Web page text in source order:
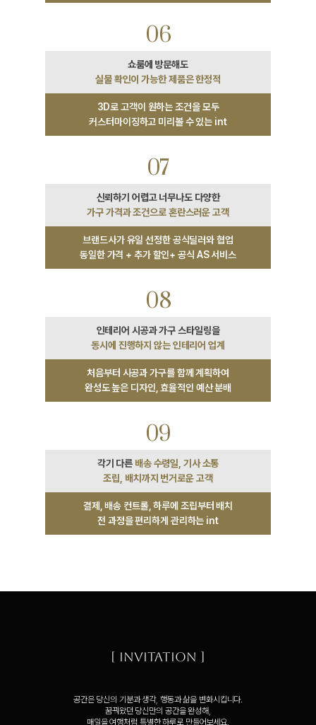
06
실물 확인이 가능한 제품은 한정적
3D로 고객이 원하는 조건을 모두
커스터마이징하고 미리볼 수 있는 int
07
신뢰하기 어렵고 너무나도 다양한
가구 가격과 조건으로 혼란스러운 고객
브랜드사가 유일 선정한 공식딜러와 협업
동일한 가격 + 추가 할인+ 공식 AS 서비스
08
인테리어 시공과 가구 스타일링을
동시에 진행하지 않는 인테리어 업계
처음부터 시공과 가구를 함께 계획하여
완성도 높은 디자인, 효율적인 예산 분배
09
각기 다른 배송 수령일, 기사 소통
조립, 배치까지 번거로운 고객
결제, 배송 컨트롤, 하루에 조립부터 배치
전 과정을 편리하게 관리하는 int
[ Invitation ]
공간은 당신의 기분과 생각, 행동과 삶을 변화시킵니다.
꿈꿔왔던 당신만의 공간을 완성해,
매일을 여행처럼 특별한 하루로 만들어보세요.